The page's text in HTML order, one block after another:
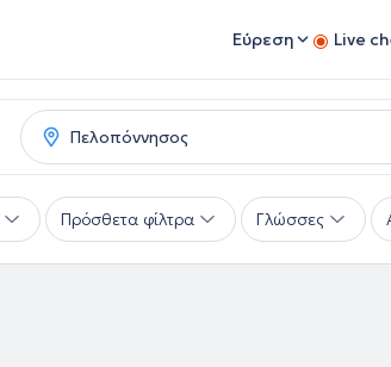
Εύρεση Live
Πρόσθετα φίλτρα Γλώσσες